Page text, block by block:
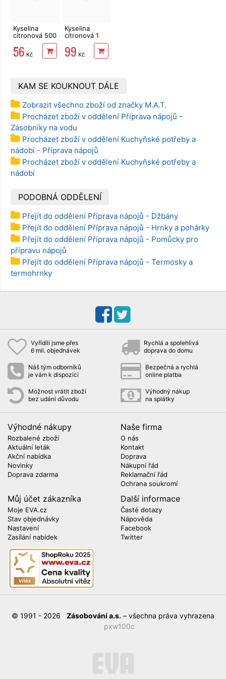
Kyselina
citronová 500
56 Kč
Kyselina
citronová 1
99 Kč
KAM SE KOUKNOUT DÁLE
Zobrazit všechno zboží od značky M.A.T.
Procházet zboží v oddělení Příprava nápojů -
Zásobníky na vodu
Procházet zboží v oddělení Kuchyňské potřeby a
nádobí - Příprava nápojů
Procházet zboží v oddělení Kuchyňské potřeby a
nádobí
PODOBNÁ ODDĚLENÍ
Přejít do oddělení Příprava nápojů - Džbány
Přejít do oddělení Příprava nápojů - Hrnky a pohárky
Přejít do oddělení Příprava nápojů - Pomůcky pro
přípravu nápojů
Přejít do oddělení Příprava nápojů - Termosky a
termohrnky
Vyřídili jsme přes
6 mil. objednávek
Rychlá a spolehlivá
doprava do domu
Náš tým odborníků
je vám k dispozici
Bezpečná a rychlá
online platba
Možnost vrátit zboží
bez udání důvodu
Výhodný nákup
na splátky
Výhodné nákupy
Rozbalené zboží
Aktuální leták
Akční nabídka
Novinky
Doprava zdarma
Naše firma
O nás
Kontakt
Doprava
Nákupní řád
Reklamační řád
Ochrana soukromí
Můj účet zákazníka
Moje EVA.cz
Stav objednávky
Nastavení
Zasílání nabídek
Další informace
Časté dotazy
Nápověda
Facebook
Twitter
© 1991 - 2026 Zásobování a.s. – všechna práva vyhrazena
pxw100c